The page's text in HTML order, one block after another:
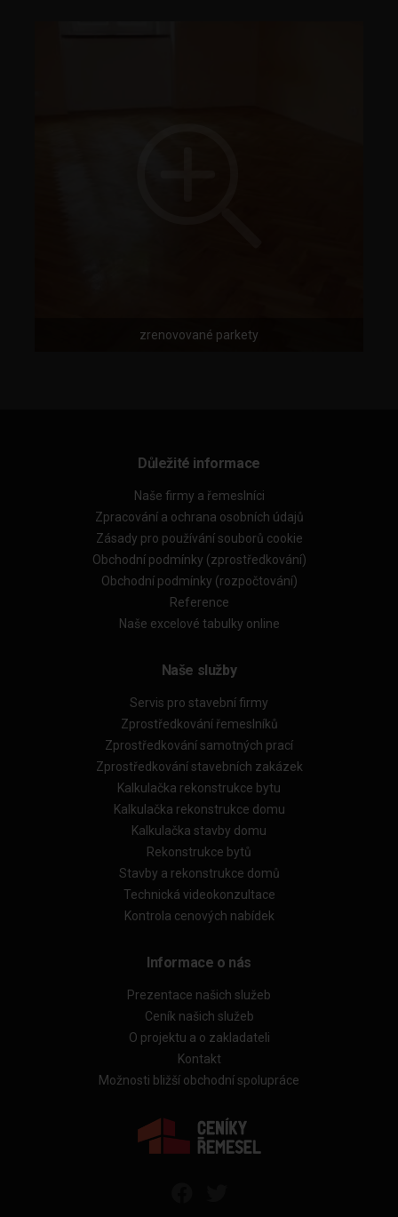
zrenovované parkety
Důležité informace
Naše firmy a řemeslníci
Zpracování a ochrana osobních údajů
Zásady pro používání souborů cookie
Obchodní podmínky (zprostředkování)
Obchodní podmínky (rozpočtování)
Reference
Naše excelové tabulky online
Naše služby
Servis pro stavební firmy
Zprostředkování řemeslníků
Zprostředkování samotných prací
Zprostředkování stavebních zakázek
Kalkulačka rekonstrukce bytu
Kalkulačka rekonstrukce domu
Kalkulačka stavby domu
Rekonstrukce bytů
Stavby a rekonstrukce domů
Technická videokonzultace
Kontrola cenových nabídek
Informace o nás
Prezentace našich služeb
Ceník našich služeb
O projektu a o zakladateli
Kontakt
Možnosti bližší obchodní spolupráce